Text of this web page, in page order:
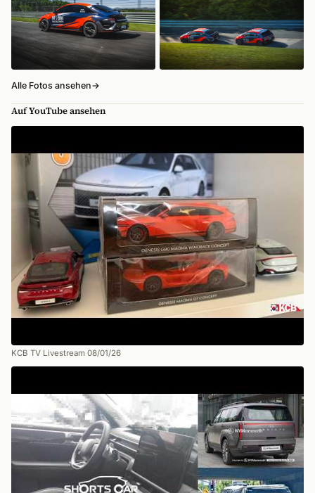
Alle Fotos ansehen→
Auf YouTube ansehen
KCB TV Livestream 08/01/26